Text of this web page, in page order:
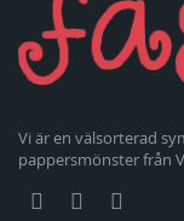
Vi är en välsorterad
pappersmönster från